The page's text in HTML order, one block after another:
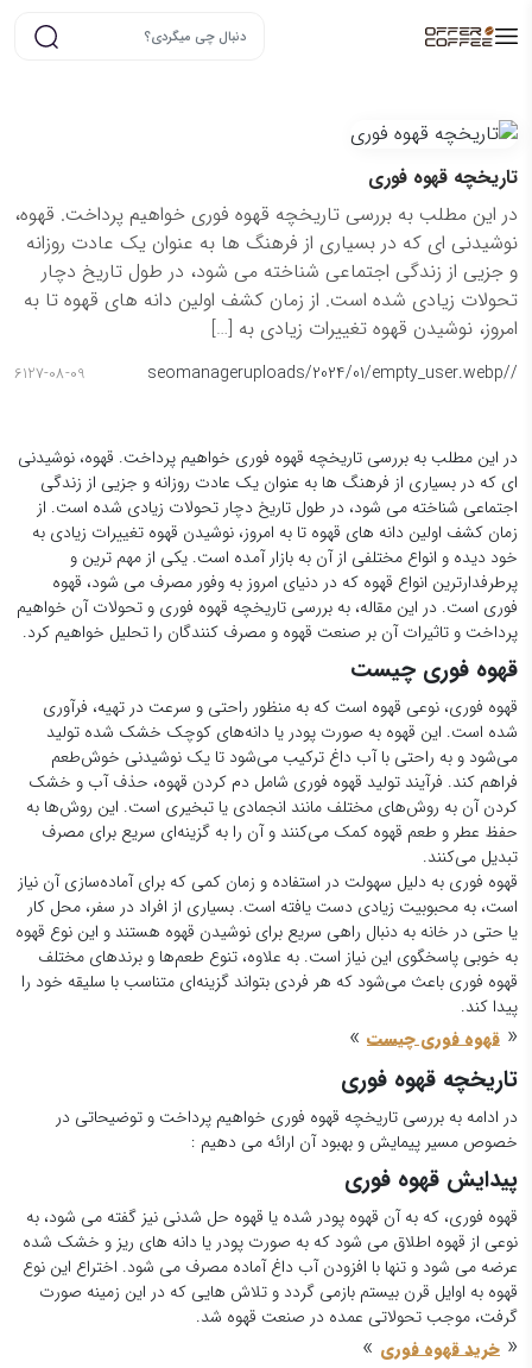
تاریخچه قهوه فوری
در این مطلب به بررسی تاریخچه قهوه فوری خواهیم پرداخت. قهوه،
نوشیدنی ای که در بسیاری از فرهنگ ها به عنوان یک عادت روزانه
و جزیی از زندگی اجتماعی شناخته می شود، در طول تاریخ دچار
تحولات زیادی شده است. از زمان کشف اولین دانه های قهوه تا به
امروز، نوشیدن قهوه تغییرات زیادی به […]
/
/uploads/2024/01/empty_user.webp
seomanager
6127-08-09
در این مطلب به بررسی تاریخچه قهوه فوری خواهیم پرداخت. قهوه، نوشیدنی
ای که در بسیاری از فرهنگ ها به عنوان یک عادت روزانه و جزیی از زندگی
اجتماعی شناخته می شود، در طول تاریخ دچار تحولات زیادی شده است. از
زمان کشف اولین دانه های قهوه تا به امروز، نوشیدن قهوه تغییرات زیادی به
خود دیده و انواع مختلفی از آن به بازار آمده است. یکی از مهم ترین و
پرطرفدارترین انواع قهوه که در دنیای امروز به وفور مصرف می شود، قهوه
فوری است. در این مقاله، به بررسی تاریخچه قهوه فوری و تحولات آن خواهیم
پرداخت و تاثیرات آن بر صنعت قهوه و مصرف کنندگان را تحلیل خواهیم کرد.
قهوه فوری چیست
قهوه فوری، نوعی قهوه است که به منظور راحتی و سرعت در تهیه، فرآوری
شده است. این قهوه به صورت پودر یا دانه‌های کوچک خشک شده تولید
می‌شود و به راحتی با آب داغ ترکیب می‌شود تا یک نوشیدنی خوش‌طعم
فراهم کند. فرآیند تولید قهوه فوری شامل دم کردن قهوه، حذف آب و خشک
کردن آن به روش‌های مختلف مانند انجمادی یا تبخیری است. این روش‌ها به
حفظ عطر و طعم قهوه کمک می‌کنند و آن را به گزینه‌ای سریع برای مصرف
تبدیل می‌کنند.
قهوه فوری به دلیل سهولت در استفاده و زمان کمی که برای آماده‌سازی آن نیاز
است، به محبوبیت زیادی دست یافته است. بسیاری از افراد در سفر، محل کار
یا حتی در خانه به دنبال راهی سریع برای نوشیدن قهوه هستند و این نوع قهوه
به خوبی پاسخگوی این نیاز است. به علاوه، تنوع طعم‌ها و برندهای مختلف
قهوه فوری باعث می‌شود که هر فردی بتواند گزینه‌ای متناسب با سلیقه خود را
پیدا کند.
« قهوه فوری چیست »
تاریخچه قهوه فوری
در ادامه به بررسی تاریخچه قهوه فوری خواهیم پرداخت و توضیحاتی در
خصوص مسیر پیمایش و بهبود آن ارائه می دهیم :
پیدایش قهوه فوری
قهوه فوری، که به آن قهوه پودر شده یا قهوه حل شدنی نیز گفته می شود، به
نوعی از قهوه اطلاق می شود که به صورت پودر یا دانه های ریز و خشک شده
عرضه می شود و تنها با افزودن آب داغ آماده مصرف می شود. اختراع این نوع
قهوه به اوایل قرن بیستم بازمی گردد و تلاش هایی که در این زمینه صورت
گرفت، موجب تحولاتی عمده در صنعت قهوه شد.
« خرید قهوه فوری »